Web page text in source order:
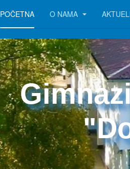
POČETNA O NAMA